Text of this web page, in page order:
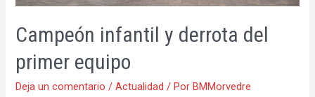
Campeón infantil y derrota del
primer equipo
Deja un comentario /Actualidad / Por BMMorvedre